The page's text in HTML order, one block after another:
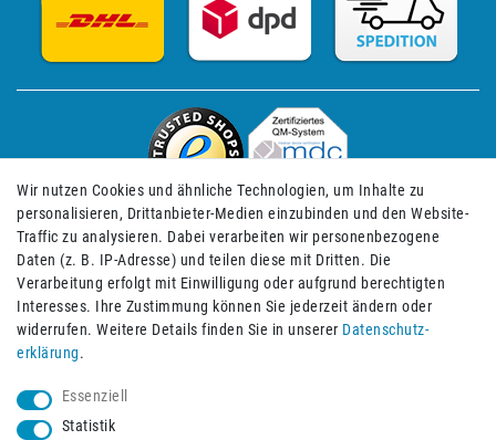
Impressum Daten­schutz­erklärung AGB
Wir nutzen Cookies und ähnliche Technologien, um Inhalte zu
personalisieren, Drittanbieter-Medien einzubinden und den Website-
Traffic zu analysieren. Dabei verarbeiten wir personenbezogene
Daten (z. B. IP-Adresse) und teilen diese mit Dritten. Die
Verarbeitung erfolgt mit Einwilligung oder aufgrund berechtigten
Interesses. Ihre Zustimmung können Sie jederzeit ändern oder
widerrufen. Weitere Details finden Sie in unserer Daten­schutz­
erklärung.
Essenziell
Statistik